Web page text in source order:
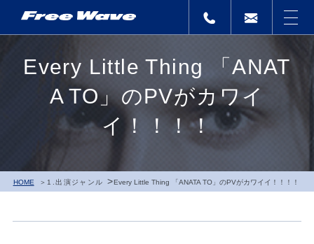
Every Little Thing 「ANAT
A TO」のPVがカワイ
イ！！！！
HOME 1.出演ジャンル >Every Little Thing 「ANATA TO」のPVがカワイイ！！！！